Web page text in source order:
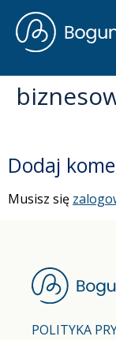
Dodaj
Musisz się
POLITYKA